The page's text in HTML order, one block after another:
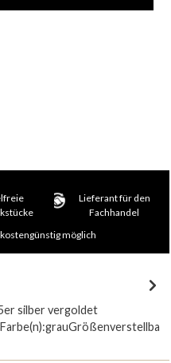
Lieferant für den
Fachhandel
möglich
silber vergoldet